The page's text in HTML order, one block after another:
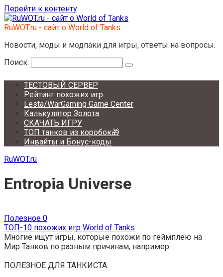
Перейти к контенту
RuWOT.ru - сайт о World of Tanks
Новости, моды и модпаки для игры, ответы на вопросы.
Поиск:
ТЕСТОВЫЙ СЕРВЕР
Рейтинг похожих игр
Lesta/WarGaming Game Center
Калькулятор Золота
СКАЧАТЬ ИГРУ
ТОП танков из коробок🎁
Инвайты и Бонус-коды
RuWOT.ru
Entropia Universe
Полезное 0
ТОП-10 похожих игр World of Tanks
Многие ищут игры, которые похожи по геймплею на
Мир Танков по разным причинам, например
ПОЛЕЗНОЕ ДЛЯ ТАНКИСТА